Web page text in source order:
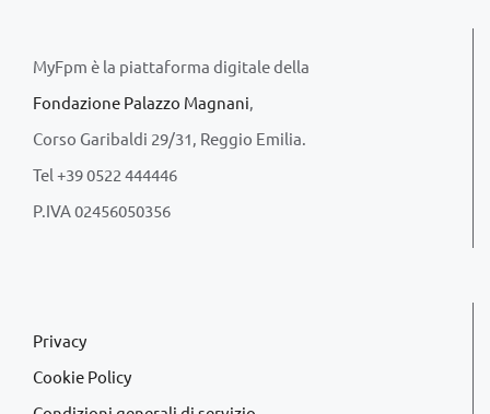
MyFpm è la piattaforma digitale della
Fondazione Palazzo Magnani
Corso Garibaldi 29/31, Reggio Emilia.
Tel +39 0522 444446
P.IVA 02456050356
Privacy
Cookie Policy